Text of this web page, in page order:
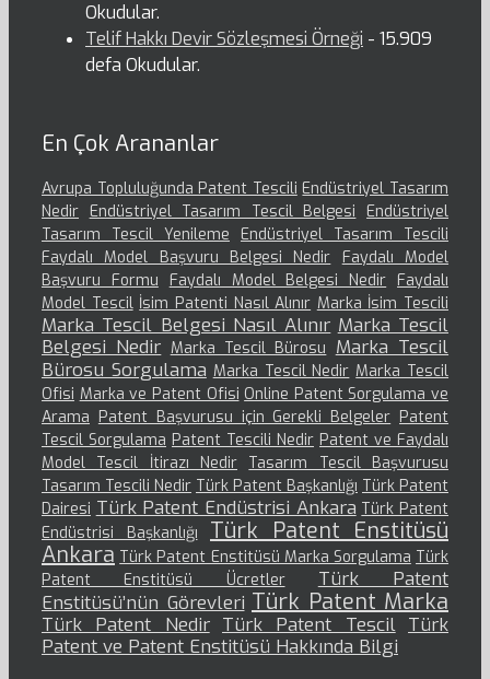
Okudular.
Telif Hakkı Devir Sözleşmesi Örneği - 15.909
defa Okudular.
En Çok Arananlar
Avrupa Topluluğunda Patent Tescili Endüstriyel Tasarım
Nedir Endüstriyel Tasarım Tescil Belgesi
Endüstriyel
Tasarım Tescil Yenileme
Endüstriyel Tasarım Tescili
Faydalı Model Başvuru Belgesi Nedir
Faydalı Model
Başvuru Formu
Faydalı Model Belgesi Nedir Faydalı
Model Tescil İsim Patenti Nasıl Alınır Marka İsim Tescili
Marka Tescil Belgesi Nasıl Alınır Marka Tescil
Belgesi Nedir Marka Tescil Bürosu Marka Tescil
Bürosu Sorgulama Marka Tescil Nedir Marka Tescil
Ofisi Marka ve Patent Ofisi Online Patent Sorgulama ve
Arama Patent Başvurusu için Gerekli Belgeler Patent
Tescil Sorgulama Patent Tescili Nedir Patent ve Faydalı
Model Tescil İtirazı Nedir Tasarım Tescil Başvurusu
Tasarım Tescili Nedir Türk Patent Başkanlığı Türk Patent
Dairesi Türk Patent Endüstrisi Ankara Türk Patent
Endüstrisi Başkanlığı
Türk Patent Enstitüsü
Ankara Türk Patent Enstitüsü Marka Sorgulama Türk
Patent Enstitüsü Ücretler
Türk Patent
Enstitüsü’nün Görevleri Türk Patent Marka
Türk Patent Nedir Türk Patent Tescil Türk
Patent ve Patent Enstitüsü Hakkında Bilgi